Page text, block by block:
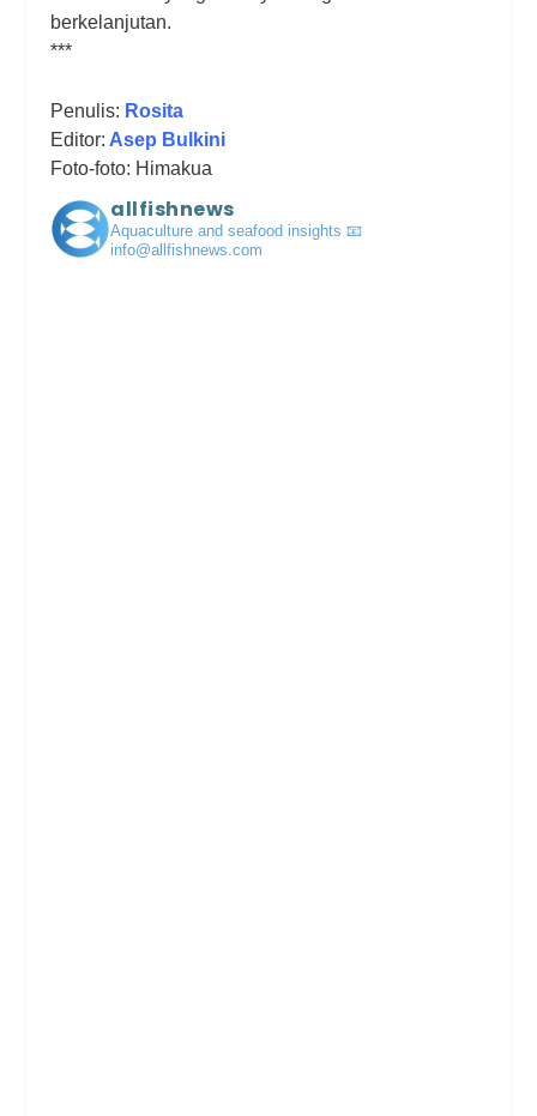
berkelanjutan.
***
Penulis: Rosita
Editor: Asep Bulkini
Foto-foto: Himakua
allfishnews
Aquaculture and seafood insights 📧
info@allfishnews.com